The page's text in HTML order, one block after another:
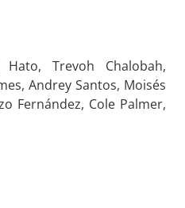
Trevoh Chalobah,
Andrey Santos, Moisés
Fernández, Cole Palmer,